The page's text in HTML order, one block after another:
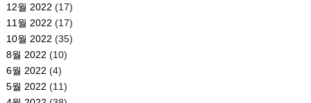
12월 2022 (17)
11월 2022 (17)
10월 2022 (35)
8월 2022 (10)
6월 2022 (4)
5월 2022 (11)